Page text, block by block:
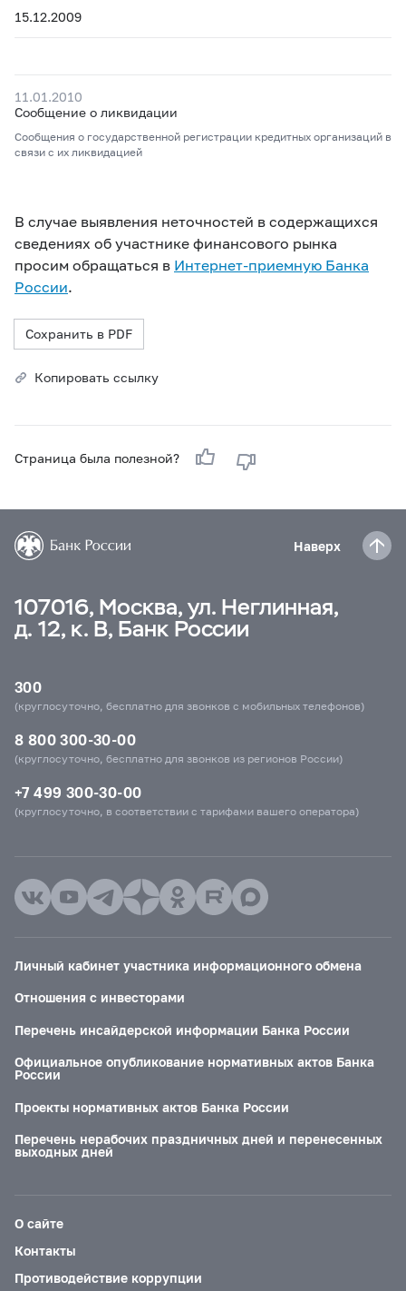
15.12.2009
11.01.2010
Сообщение о ликвидации
Сообщения о государственной регистрации кредитных организаций в
связи с их ликвидацией
В случае выявления неточностей в содержащихся
сведениях об участнике финансового рынка
просим обращаться в Интернет-приемную Банка
России.
Сохранить в PDF
Копировать ссылку
Страница была полезной?
Наверх
107016, Москва, ул. Неглинная,
д. 12, к. В, Банк России
300
(круглосуточно, бесплатно для звонков с мобильных телефонов)
8 800 300-30-00
(круглосуточно, бесплатно для звонков из регионов России)
+7 499 300-30-00
(круглосуточно, в соответствии с тарифами вашего оператора)
Личный кабинет участника информационного обмена
Отношения с инвесторами
Перечень инсайдерской информации Банка России
Официальное опубликование нормативных актов Банка
России
Проекты нормативных актов Банка России
Перечень нерабочих праздничных дней и перенесенных
выходных дней
О сайте
Контакты
Противодействие коррупции